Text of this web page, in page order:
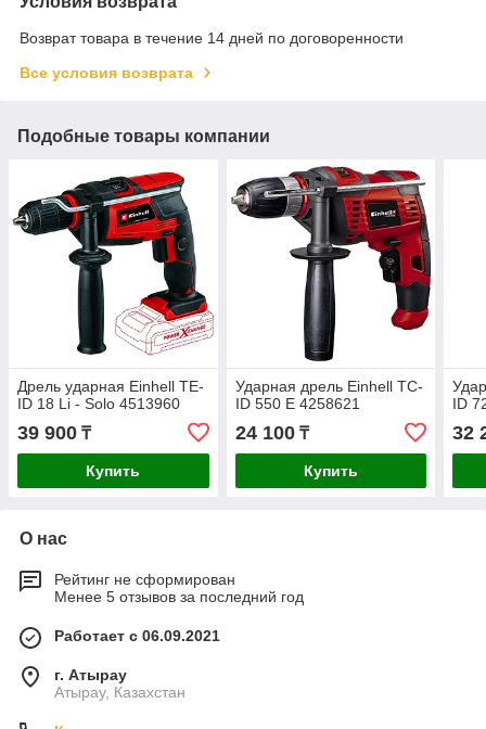
Возврат товара в течение 14 дней по договоренности
Все условия возврата
Подобные товары компании
Дрель ударная Einhell TE-
ID 18 Li - Solo 4513960
39 900 ₸
Купить
Ударная дрель Einhell TC-
ID 550 E 4258621
24 100₸
Купить
ID
32
О нас
Рейтинг не сформирован
Менее 5 отзывов за последний год
Работает с 06.09.2021
г. Атырау
Атырау, Казахстан